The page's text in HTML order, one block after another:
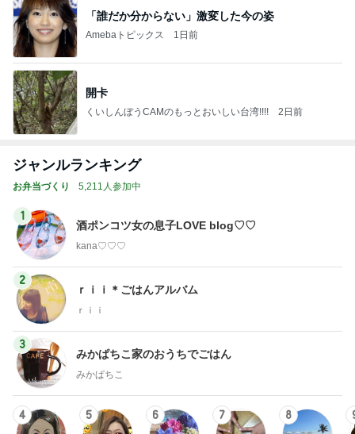
「誰だか分からない」激変した今の姿
Amebaトピックス 1日前
開卡
くいしんぼうCAMのもっとおいしい台湾!!!! 2日前
ジャンルランキング
お弁当づくり 5,211人参加中
1
酒ポンコツ女の息子LOVE blog♡♡
kana♡♡♡
2
ｒｉｉ＊ごはんアルバム
ｒｉｉ
3
みかぱちこ家のおうちでごはん
みかぱちこ
4 5 6 7 8